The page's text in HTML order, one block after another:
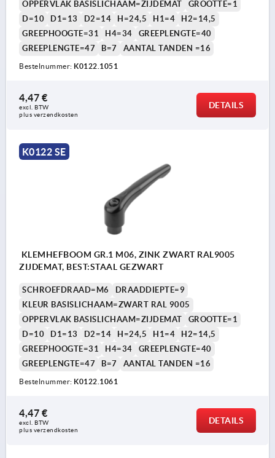
OPPERVLAK BASISLICHAAM=ZIJDEMAT
GROOTTE=1
D=10
D1=13 D2=14 H=24,5 H1=4
H2=14,5
GREEPHOOGTE=31
H4=34
GREEPLENGTE=40
GREEPLENGTE=47
B=7 AANTAL TANDEN =16
Bestelnummer: K0122.1051
4,47 €
excl. BTW
plus verzendkosten
DETAILS
K0122 SE
KLEMHEFBOOM GR.1 M06, ZINK ZWART RAL9005
ZIJDEMAT, BEST:STAAL GEZWART
SCHROEFDRAAD=M6
DRAADDIEPTE=9
KLEUR BASISLICHAAM=ZWART RAL 9005
OPPERVLAK BASISLICHAAM=ZIJDEMAT
GROOTTE=1
D=10
D1=13 D2=14 H=24,5 H1=4
H2=14,5
GREEPHOOGTE=31
H4=34
GREEPLENGTE=40
GREEPLENGTE=47
B=7 AANTAL TANDEN =16
Bestelnummer: K0122.1061
4,47 €
excl. BTW
plus verzendkosten
DETAILS